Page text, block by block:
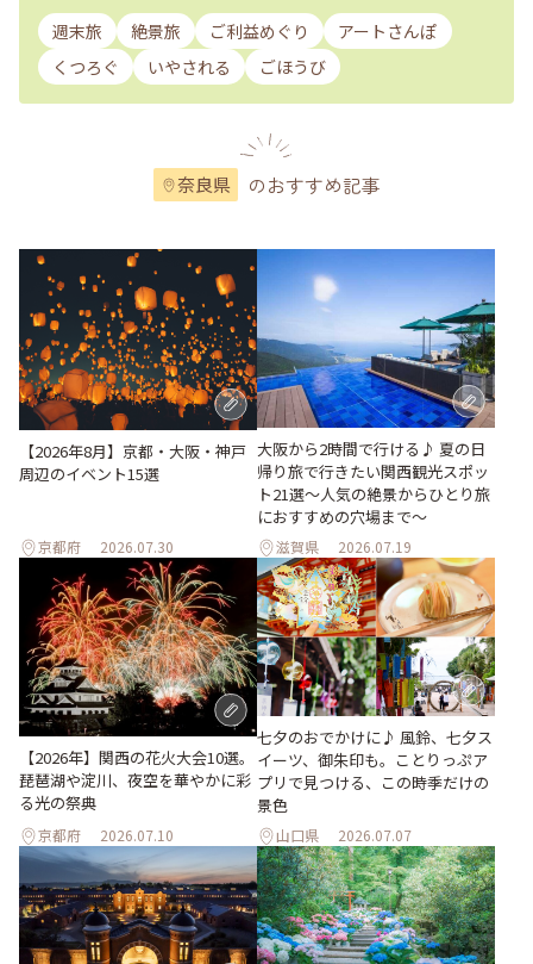
週末旅 絶景旅 ご利益めぐり
アートさんぽ
くつろぐ
いやされる ごほうび
奈良県 のおすすめ記事
【2026年8月】京都・大阪・神戸
周辺のイベント15選
京都府 2026.07.30
大阪から2時間で行ける♪ 夏の日
帰り旅で行きたい関西観光スポッ
ト21選～人気の絶景からひとり旅
におすすめの穴場まで～
滋賀県 2026.07.19
【2026年】関西の花火大会10選。
琵琶湖や淀川、夜空を華やかに彩
る光の祭典
京都府 2026.07.10
七夕のおでかけに♪ 風鈴、七夕ス
イーツ、御朱印も。ことりっぷア
プリで見つける、この時季だけの
景色
山口県 2026.07.07